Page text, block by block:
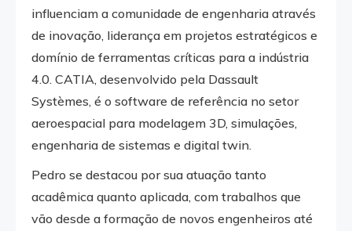
influenciam a comunidade de engenharia através
de inovação, liderança em projetos estratégicos e
domínio de ferramentas críticas para a indústria
4.0. CATIA, desenvolvido pela Dassault
Systèmes, é o software de referência no setor
aeroespacial para modelagem 3D, simulações,
engenharia de sistemas e digital twin.
Pedro se destacou por sua atuação tanto
acadêmica quanto aplicada, com trabalhos que
vão desde a formação de novos engenheiros até